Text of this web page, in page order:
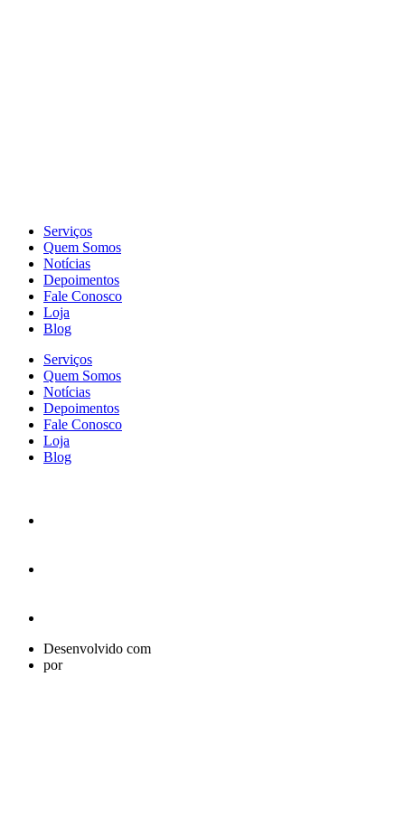
Serviços
Quem Somos
Notícias
Depoimentos
Fale Conosco
Loja
Blog
Serviços
Quem Somos
Notícias
Depoimentos
Fale Conosco
Loja
Blog
Desenvolvido com
por